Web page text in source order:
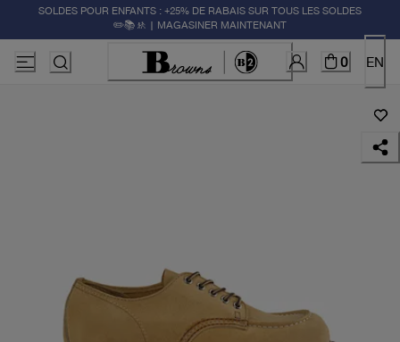
SOLDES POUR ENFANTS : +25% DE RABAIS SUR TOUS LES SOLDES
✏️📚🚸 | MAGASINER MAINTENANT
0 EN